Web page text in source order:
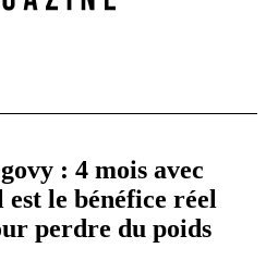
: 4 mois avec
le bénéfice réel
perdre du poids